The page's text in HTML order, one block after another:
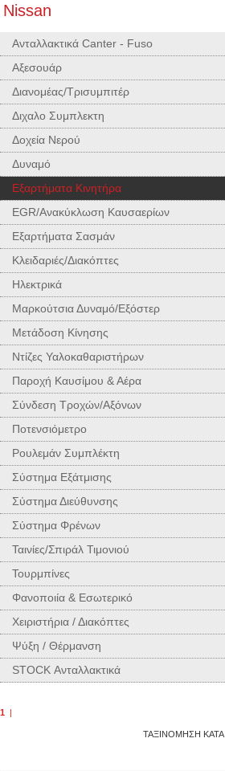
Nissan
Ανταλλακτικά Canter - Fuso
Αξεσουάρ
Διανομέας/Τρισυμπιτέρ
Διχαλο Συμπλεκτη
Δοχεία Νερού
Δυναμό
Εξαρτήματα Κινητήρα
EGR/Ανακύκλωση Καυσαερίων
Εξαρτήματα Σασμάν
Κλειδαριές/Διακόπτες
Ηλεκτρικά
Μαρκούτσια Δυναμό/Εξόστερ
Μετάδοση Κίνησης
Ντίζες Υαλοκαθαριστήρων
Παροχή Καυσίμου & Αέρα
Σύνδεση Τροχών/Αξόνων
Ποτενσιόμετρο
Ρουλεμάν Συμπλέκτη
Σύστημα Εξάτμισης
Σύστημα Διεύθυνσης
Σύστημα Φρένων
Ταινίες/Σπιράλ Τιμονιού
Τουρμπίνες
Φανοποιία & Εσωτερικό
Χειριστήρια / Διακόπτες
Ψύξη / Θέρμανση
STOCK Ανταλλακτικά
1 |
ΤΑΞΙΝΟΜΗΣΗ ΚΑΤΑ